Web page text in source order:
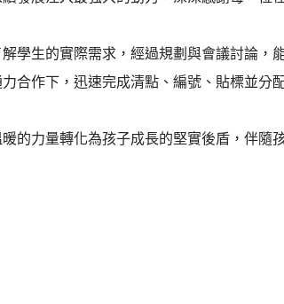
學生的實際需求，經過規劃與會議討論，
合作下，迅速完成清點、編號、貼標並分
的力量轉化為孩子成長的堅實後盾，伴隨